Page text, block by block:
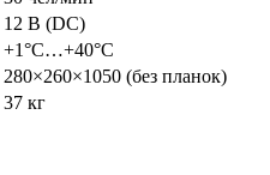
12 В (DС)
+1°С…+40°С
280×260×1050 (без планок)
37 кг